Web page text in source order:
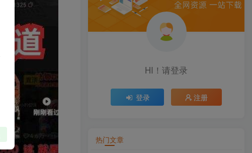
HI！请登录
登录 注册
热门文章